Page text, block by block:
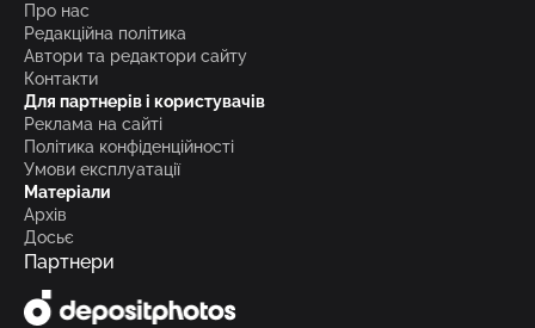
Про нас
Редакційна політика
Автори та редактори сайту
Контакти
Для партнерів і користувачів
Реклама на сайті
Політика конфіденційності
Умови експлуатації
Матеріали
Архів
Досьє
Партнери